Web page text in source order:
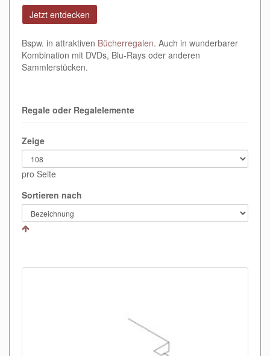
Jetzt entdecken
Bspw. in attraktiven Bücherregalen. Auch in wunderbarer
Kombination mit DVDs, Blu-Rays oder anderen
Sammlerstücken.
Regale oder Regalelemente
Zeige
pro Seite
Sortieren nach